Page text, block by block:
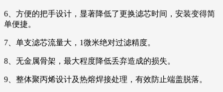
6、方便的把手设计，显著降低了更换滤芯时间，安装变得简
单便捷。
7、单支滤芯流量大，1微米绝对过滤精度。
8、无金属骨架，最大程度降低丢弃造成的损失。
9、整体聚丙烯设计及热熔焊接处理，有效防止端盖脱落。